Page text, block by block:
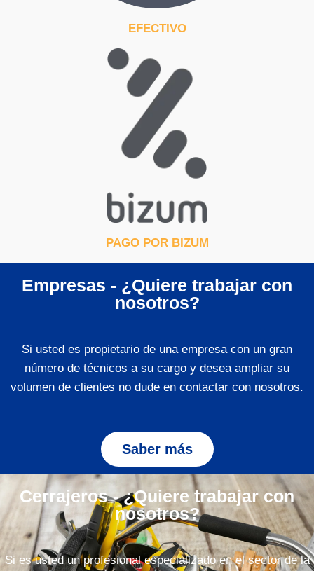
EFECTIVO
PAGO POR BIZUM
Empresas - ¿Quiere trabajar con
nosotros?
Si usted es propietario de una empresa con un gran
número de técnicos a su cargo y desea ampliar su
volumen de clientes no dude en contactar con nosotros.
Saber más
Cerrajeros - ¿Quiere trabajar con
nosotros?
Si es usted un profesional especializado en el sector de la